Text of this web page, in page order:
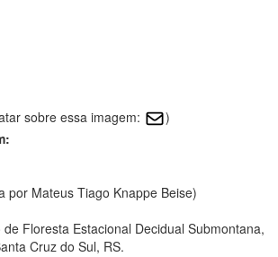
sobre essa imagem:
)
por Mateus Tiago Knappe Beise)
Floresta Estacional Decidual Submontana,
Cruz do Sul, RS.